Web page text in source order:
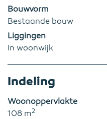
Bouwvorm
Bestaande bouw
Liggingen
In woonwijk
Indeling
Woonoppervlakte
108 m2